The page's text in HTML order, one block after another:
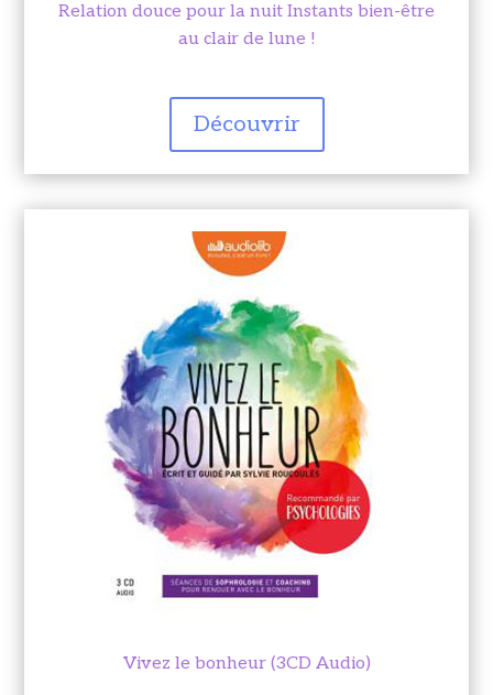
Relation douce pour la nuit Instants bien-être
au clair de lune !
Découvrir
Vivez le bonheur (3CD Audio)